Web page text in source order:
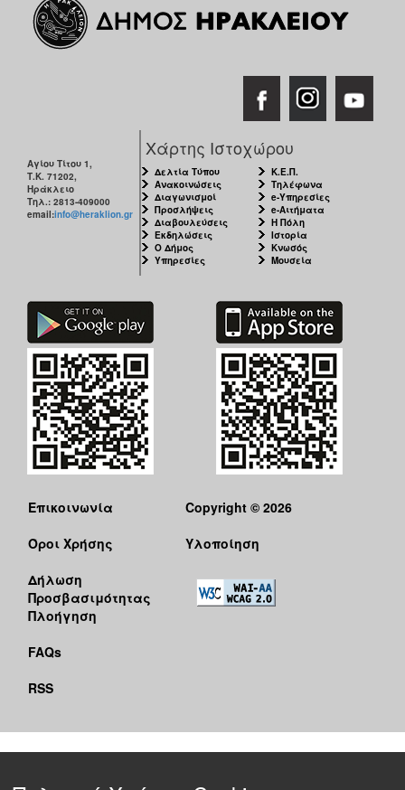
Αγίου Τίτου 1,
Τ.Κ. 71202,
Ηράκλειο
Τηλ.: 2813-409000
email:info@heraklion.gr
Χάρτης Ιστοχώρου
Δελτία Τύπου
Ανακοινώσεις
Διαγωνισμοί
Προσλήψεις
Διαβουλεύσεις
Εκδηλώσεις
Ο Δήμος
Υπηρεσίες
Κ.Ε.Π.
Τηλέφωνα
e-Υπηρεσίες
e-Αιτήματα
Η Πόλη
Ιστορία
Κνωσός
Μουσεία
Επικοινωνία
Όροι Χρήσης
Δήλωση
Προσβασιμότητας
Πλοήγηση
FAQs
RSS
Copyright © 2026
Υλοποίηση